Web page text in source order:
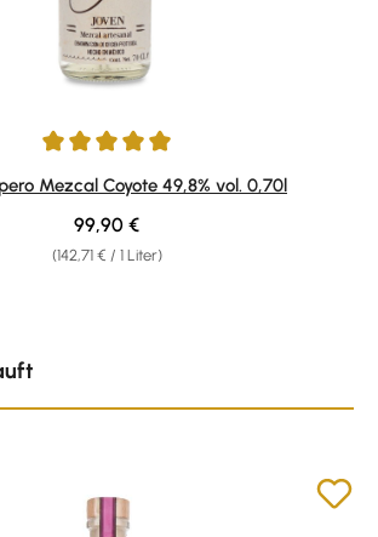
Bewertung von 5 von 5 Sternen
Mezcal Coyote 49,8% vol. 0,70l
(142,71 € / 1 Liter)
Regulärer Preis:
99,90 €